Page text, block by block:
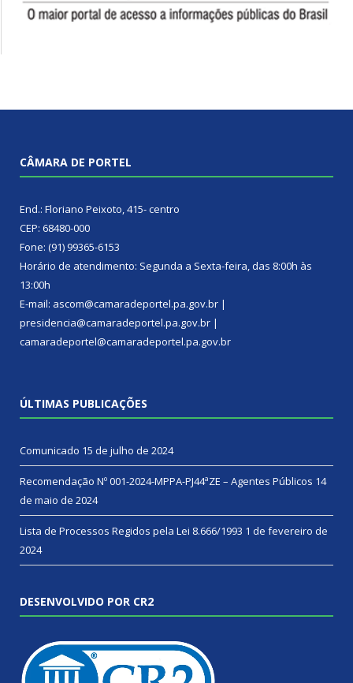
CÂMARA DE PORTEL
End.: Floriano Peixoto, 415- centro
CEP: 68480-000
Fone: (91) 99365-6153
Horário de atendimento: Segunda a Sexta-feira, das 8:00h às
13:00h
E-mail: ascom@camaradeportel.pa.gov.br |
presidencia@camaradeportel.pa.gov.br |
camaradeportel@camaradeportel.pa.gov.br
ÚLTIMAS PUBLICAÇÕES
Comunicado 15 de julho de 2024
Recomendação Nº 001-2024-MPPA-PJ44ªZE – Agentes Públicos 14
de maio de 2024
Lista de Processos Regidos pela Lei 8.666/1993 1 de fevereiro de
2024
DESENVOLVIDO POR CR2